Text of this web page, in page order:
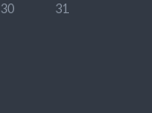
30
31